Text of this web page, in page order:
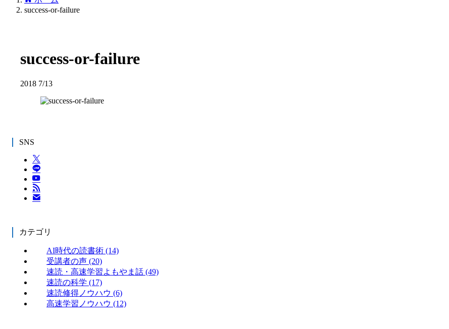
success-or-failure
success-or-failure
2018 7/13
SNS
カテゴリ
AI時代の読書術 (14)
受講者の声 (20)
速読・高速学習よもやま話 (49)
速読の科学 (17)
速読修得ノウハウ (6)
高速学習ノウハウ (12)